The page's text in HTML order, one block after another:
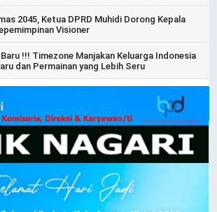
2045, Ketua DPRD Muhidi Dorong Kepala
Visioner
!!! Timezone Manjakan Keluarga Indonesia
dan Permainan yang Lebih Seru